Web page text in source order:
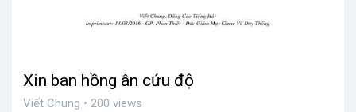
Xin ban hồng ân cứu độ
Viết Chung • 200 views